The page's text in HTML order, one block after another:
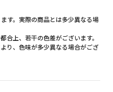
す。実際の商品とは多少異なる場
上、若干の色差がございます。
り、色味が多少異なる場合がござ